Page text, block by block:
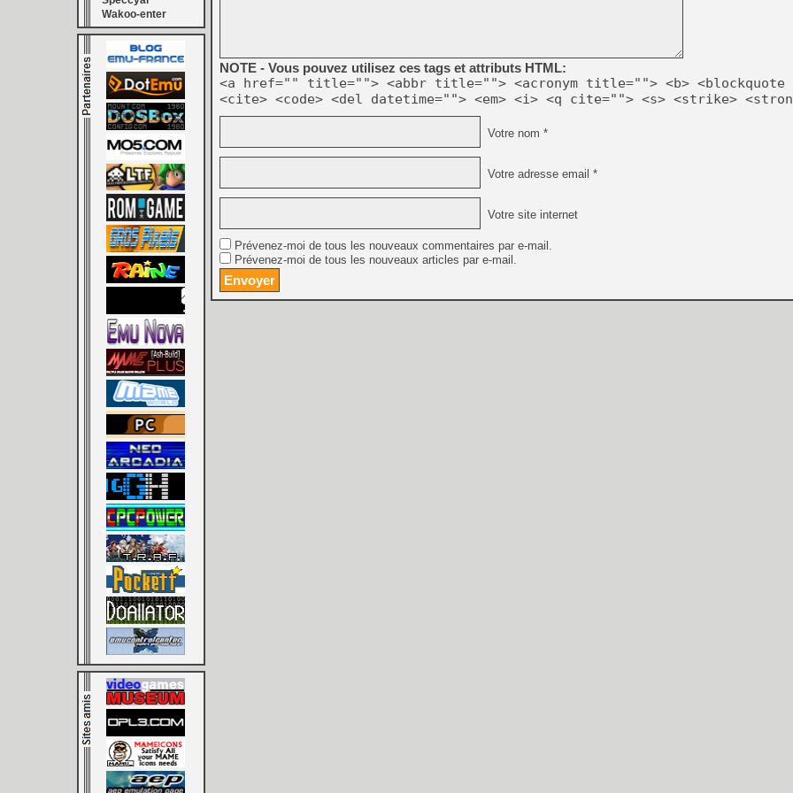
[GK] Ubisoft : fin de partie
[GK] Dan Houser (GTA)
[GK] Comment EA Sports
[GK] Crimson Moon : un
[GK] Isle of Reveries : le
[GK] Moonlighter 2 : The
[GK] Capcom relance
[Mo5] Deux inédits du
[GK] Le beat'em up The
[GK] Endless Legend 2 :
Wakoo-enter
NOTE - Vous pouvez utilisez ces tags et attributs HTML:
<a href="" title=""> <abbr title=""> <acronym title=""> <b> <blockquote
<cite> <code> <del datetime=""> <em> <i> <q cite=""> <s> <strike>
Votre nom *
Votre adresse email *
Votre site internet
Prévenez-moi de tous les nouveaux commentaires par e-mail.
Prévenez-moi de tous les nouveaux articles par e-mail.